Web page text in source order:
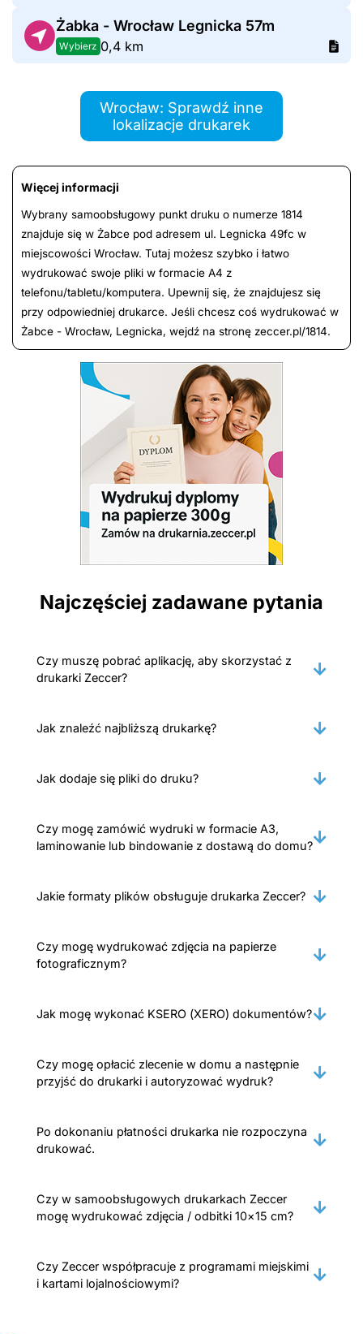
Żabka - Wrocław Legnicka 57m
Wybierz 0,4 km
Wrocław: Sprawdź inne
lokalizacje drukarek
Więcej informacji
Wybrany samoobsługowy punkt druku o numerze 1814
znajduje się w Żabce pod adresem ul. Legnicka 49fc w
miejscowości Wrocław. Tutaj możesz szybko i łatwo
wydrukować swoje pliki w formacie A4 z
telefonu/tabletu/komputera. Upewnij się, że znajdujesz się
przy odpowiedniej drukarce. Jeśli chcesz coś wydrukować w
Żabce - Wrocław, Legnicka, wejdź na stronę zeccer.pl/1814.
Najczęściej zadawane pytania
Czy muszę pobrać aplikację, aby skorzystać z
drukarki Zeccer?
Jak znaleźć najbliższą drukarkę?
Jak dodaje się pliki do druku?
Czy mogę zamówić wydruki w formacie A3,
laminowanie lub bindowanie z dostawą do domu?
Jakie formaty plików obsługuje drukarka Zeccer?
Czy mogę wydrukować zdjęcia na papierze
fotograficznym?
Jak mogę wykonać KSERO (XERO) dokumentów?
Czy mogę opłacić zlecenie w domu a następnie
przyjść do drukarki i autoryzować wydruk?
Po dokonaniu płatności drukarka nie rozpoczyna
drukować.
Czy w samoobsługowych drukarkach Zeccer
mogę wydrukować zdjęcia / odbitki 10×15 cm?
Czy Zeccer współpracuje z programami miejskimi
i kartami lojalnościowymi?